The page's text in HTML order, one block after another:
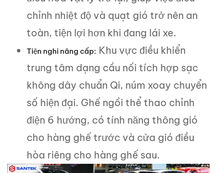
chỉnh nhiệt độ và quạt gió trở nên an
toàn, tiện lợi hơn khi đang lái xe.
Tiện nghi nâng cấp: Khu vực điều khiển
trung tâm dạng cầu nối tích hợp sạc
không dây chuẩn Qi, núm xoay chuyển
số hiện đại. Ghế ngồi thể thao chỉnh
điện 6 hướng, có tính năng thông gió
cho hàng ghế trước và cửa gió điều
hòa riêng cho hàng ghế sau.